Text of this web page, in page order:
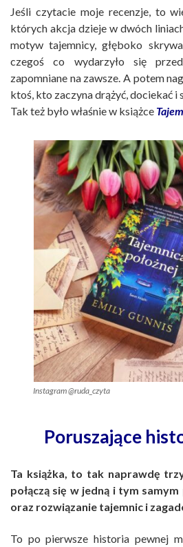
Jeśli czytacie moje recenzje, to
których akcja dzieje w dwóch
motyw tajemnicy, głęboko
czegoś co wydarzyło się
zapomniane na zawsze. A potem
ktoś, kto zaczyna drążyć, dociekać i
Tak też było właśnie w książce
Instagram @ruda_czyta
Poruszające
Ta książka, to tak naprawdę
połączą się w jedną i tym
oraz rozwiązanie tajemnic i
To po pierwsze historia pewnej